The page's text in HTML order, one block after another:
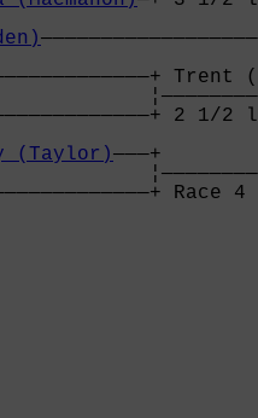
(Taylor)———+